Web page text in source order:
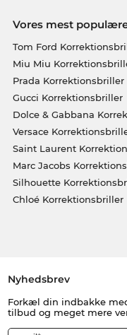
Vores mest
Tom Ford
Miu Miu
Prada Korrektionsbriller
Gucci Korrektionsbriller
Dolce & Gabbana
Versace
Saint Laurent
Marc Jacobs
Silhouette
Chloé Korrektionsbriller
Nyhedsbrev
Forkæl din indbakke
tilbud og meget mere